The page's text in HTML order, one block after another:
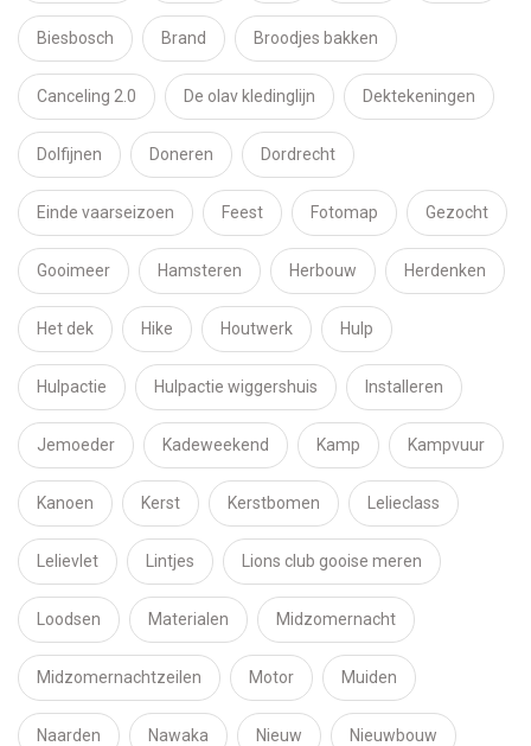
Biesbosch Brand Broodjes bakken
Canceling 2.0 De olav kledinglijn Dektekeningen
Dolfijnen Doneren Dordrecht
Einde vaarseizoen Feest Fotomap Gezocht
Gooimeer Hamsteren Herbouw Herdenken
Het dek Hike Houtwerk Hulp
Hulpactie Hulpactie wiggershuis Installeren
Jemoeder Kadeweekend Kamp Kampvuur
Kanoen Kerst Kerstbomen Lelieclass
Lelievlet Lintjes Lions club gooise meren
Loodsen Materialen Midzomernacht
Midzomernachtzeilen Motor Muiden
Naarden Nawaka Nieuw Nieuwbouw